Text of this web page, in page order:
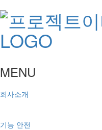
MENU
회사소개
기능 안전